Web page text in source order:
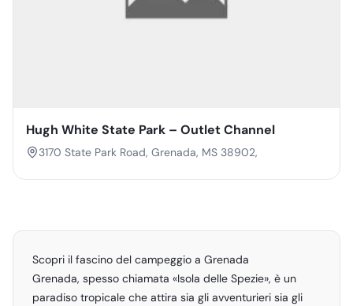
Hugh White State Park – Outlet Channel
3170 State Park Road, Grenada, MS 38902,
Scopri il fascino del campeggio a Grenada
Grenada, spesso chiamata «Isola delle Spezie», è un
paradiso tropicale che attira sia gli avventurieri sia gli